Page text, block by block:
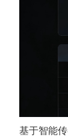
基于智能